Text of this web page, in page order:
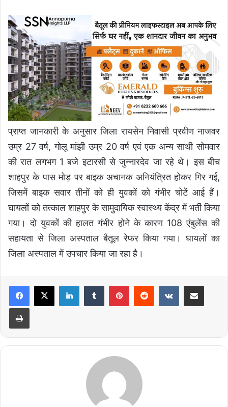
प्राप्त जानकारी के अनुसार जिला रायसेन निवासी प्रवीण नाजवर
उम्र 27 वर्ष, गोलू मांझी उम्र 20 वर्ष एवं एक अन्य साथी सोमवार
की रात लगभग 1 बजे इटारसी से जुन्नारदेव जा रहे थे। इस बीच
शाहपुर के पास मोड़ पर बाइक अचानक अनियंत्रित होकर गिर गई,
जिसमें बाइक सवार तीनों को ही युवकों को गंभीर चोटें आई हैं।
घायलों को तत्काल शाहपुर के सामुदायिक स्वास्थ्य केंद्र में भर्ती किया
गया। दो युवकों की हालत गंभीर होने के कारण 108 एंबुलेंस की
सहायता से जिला अस्पताल बैतूल रेफर किया गया। घायलों का
जिला अस्पताल में उपचार किया जा रहा है।